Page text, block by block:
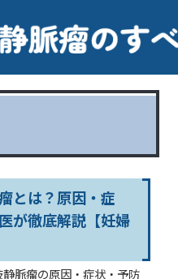
とは？原因・症
が徹底解説【妊婦
脈瘤の原因・症状・予防